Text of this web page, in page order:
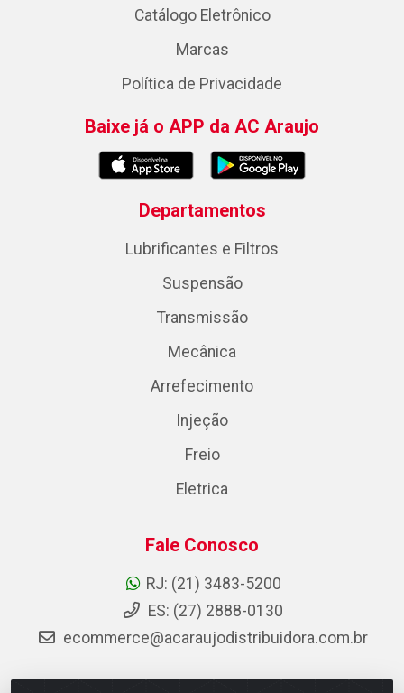
Catálogo Eletrônico
Marcas
Política de Privacidade
Baixe já o APP da AC Araujo
Departamentos
Lubrificantes e Filtros
Suspensão
Transmissão
Mecânica
Arrefecimento
Injeção
Freio
Eletrica
Fale Conosco
RJ: (21) 3483-5200
ES: (27) 2888-0130
ecommerce@acaraujodistribuidora.com.br